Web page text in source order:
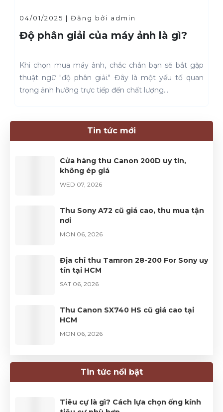
04/01/2025 | Đăng bởi admin
Độ phân giải của máy ảnh là gì?
Khi chọn mua máy ảnh, chắc chắn bạn sẽ bắt gặp
thuật ngữ "độ phân giải." Đây là một yếu tố quan
trọng ảnh hưởng trực tiếp đến chất lượng...
Tin tức mới
Cửa hàng thu Canon 200D uy tín,
không ép giá
WED 07, 2026
Thu Sony A72 cũ giá cao, thu mua tận
nơi
MON 06, 2026
Địa chỉ thu Tamron 28-200 For Sony uy
tín tại HCM
SAT 06, 2026
Thu Canon SX740 HS cũ giá cao tại
HCM
MON 06, 2026
SUN 05, 2026Tin tức nổi bật
Tiêu cự là gì? Cách lựa chọn ống kính